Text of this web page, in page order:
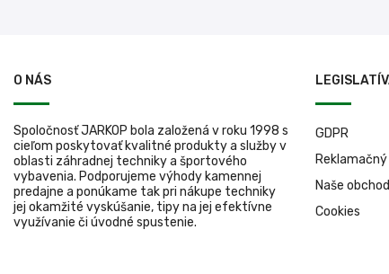
O NÁS
Spoločnosť JARKOP bola založená v roku 1998 s
cieľom poskytovať kvalitné produkty a služby v
oblasti záhradnej techniky a športového
vybavenia. Podporujeme výhody kamennej
predajne a ponúkame tak pri nákupe techniky
jej okamžité vyskúšanie, tipy na jej efektívne
využívanie či úvodné spustenie.
GDPR
Naše
Cookies